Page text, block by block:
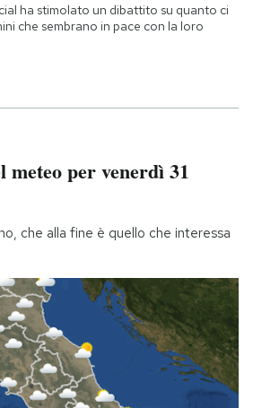
ha stimolato un dibattito su quanto ci
che sembrano in pace con la loro
per venerdì 31
che alla fine è quello che interessa